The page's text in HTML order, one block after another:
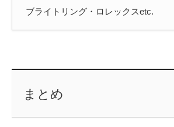
ブライトリング・ロレックスetc.
まとめ